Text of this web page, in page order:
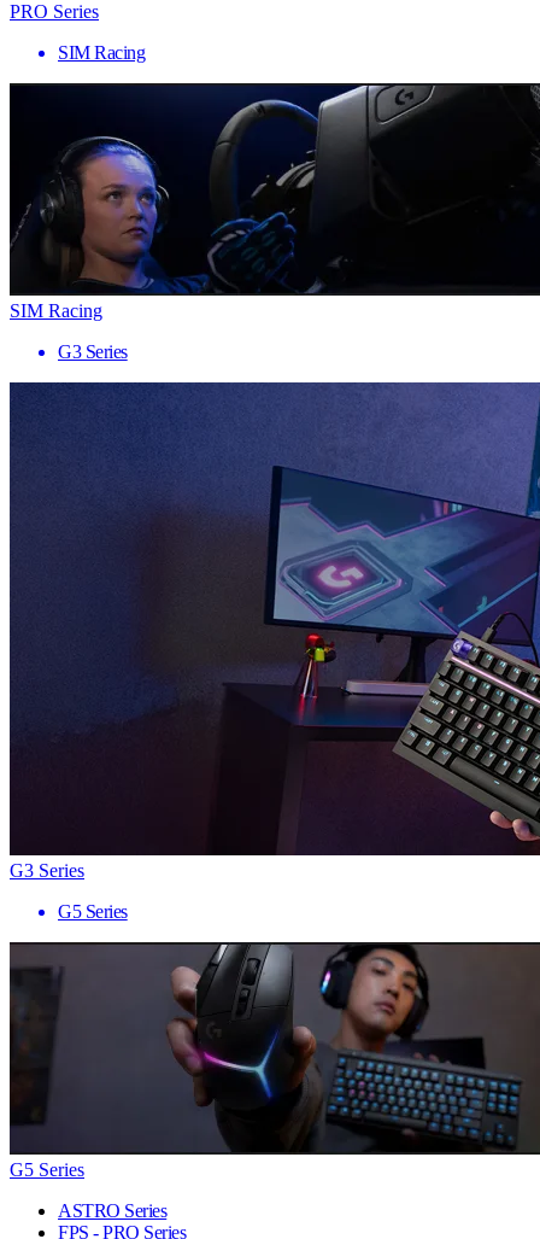
PRO Series
SIM Racing
SIM Racing
G3 Series
G3 Series
G5 Series
G5 Series
ASTRO Series
FPS - PRO Series